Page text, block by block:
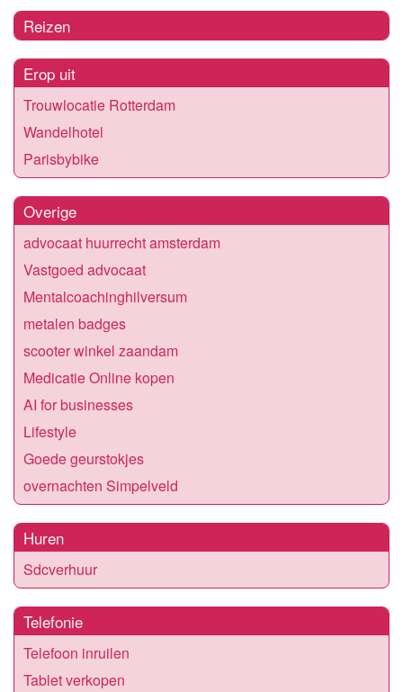
Reizen
Erop uit
Trouwlocatie Rotterdam
Wandelhotel
Parisbybike
Overige
advocaat huurrecht amsterdam
Vastgoed advocaat
Mentalcoachinghilversum
metalen badges
scooter winkel zaandam
Medicatie Online kopen
AI for businesses
Lifestyle
Goede geurstokjes
overnachten Simpelveld
Huren
Sdcverhuur
Telefonie
Telefoon inruilen
Tablet verkopen